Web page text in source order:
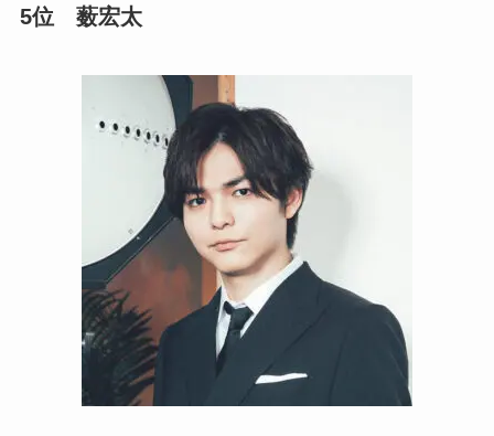
5位 薮宏太